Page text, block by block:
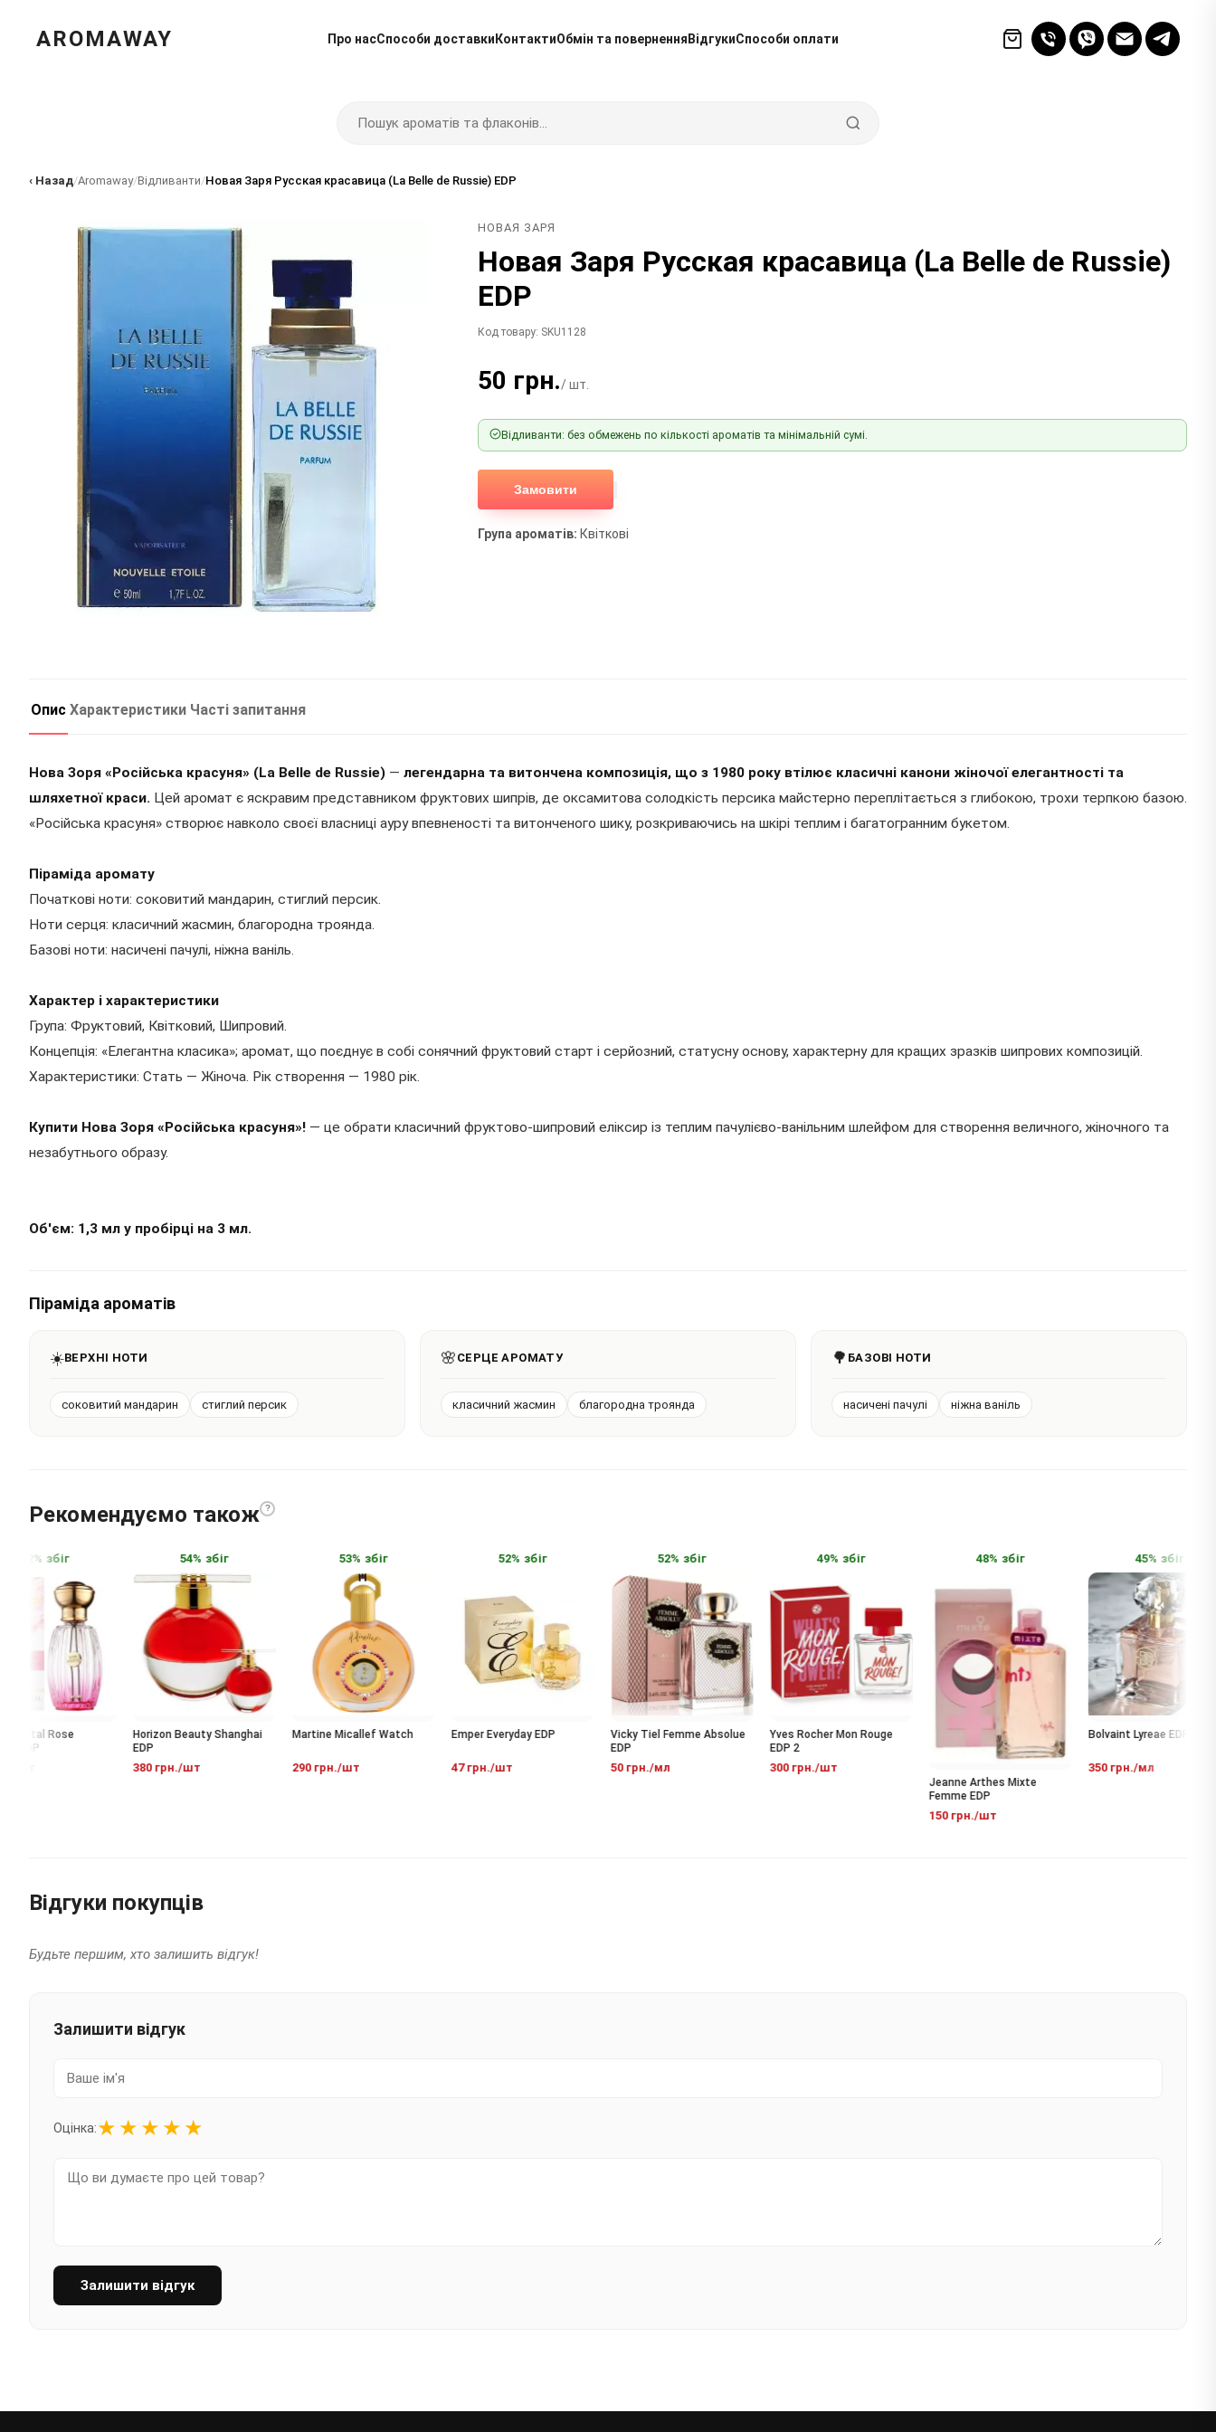
AROMAWAY Про насСпособи доставки КонтактиОбмін та повернення ВідгукиСпособи оплати
‹ Назад/Aromaway/Відливанти/Новая Заря Русская красавица (La Belle de Russie) EDP
НОВАЯ ЗАРЯ
Новая Заря Русская красавица (La Belle de Russie)
EDP
Код товару: SKU1128
50 грн./ шт.
Відливанти: без обмежень по кількості ароматів та мінімальній сумі.
Замовити
Група ароматів: Квіткові
Опис Характеристики Часті запитання
Нова Зоря «Російська красуня» (La Belle de Russie) — легендарна та витончена композиція, що з 1980 року втілює класичні канони жіночої елегантності та
шляхетної краси. Цей аромат є яскравим представником фруктових шипрів, де оксамитова солодкість персика майстерно переплітається з глибокою, трохи терпкою базою.
«Російська красуня» створює навколо своєї власниці ауру впевненості та витонченого шику, розкриваючись на шкірі теплим і багатогранним букетом.
Піраміда аромату
Початкові ноти: соковитий мандарин, стиглий персик.
Ноти серця: класичний жасмин, благородна троянда.
Базові ноти: насичені пачулі, ніжна ваніль.
Характер і характеристики
Група: Фруктовий, Квітковий, Шипровий.
Концепція: «Елегантна класика»; аромат, що поєднує в собі сонячний фруктовий старт і серйозний, статусну основу, характерну для кращих зразків шипрових композицій.
Характеристики: Стать — Жіноча. Рік створення — 1980 рік.
Купити Нова Зоря «Російська красуня»! — це обрати класичний фруктово-шипровий еліксир із теплим пачулієво-ванільним шлейфом для створення величного, жіночного та
незабутнього образу.
Об'єм: 1,3 мл у пробірці на 3 мл.
Піраміда ароматів
☀️ВЕРХНІ НОТИ
соковитий мандарин стиглий персик
🌸 СЕРЦЕ АРОМАТУ
класичний жасмин благородна троянда
🌳 БАЗОВІ НОТИ
насичені пачулі ніжна ваніль
Рекомендуємо також ?
62% збіг
Rose
54% збіг
Horizon Beauty Shanghai
EDP
380 грн./шт
53% збіг
Martine Micallef Watch
290 грн./шт
52% збіг
Emper Everyday EDP
47 грн./шт
52% збіг
Vicky Tiel Femme Absolue
EDP
50 грн./мл
49% збіг
Yves Rocher Mon Rouge
EDP 2
300 грн./шт
48% збіг
Jeanne Arthes Mixte
Femme EDP
150 грн./шт
45% збіг
Bolvaint Lyreae EDP
350 грн./мл
Відгуки покупців
Будьте першим, хто залишить відгук!
Залишити відгук
Оцінка:★ ★ ★ ★ ★
Залишити відгук